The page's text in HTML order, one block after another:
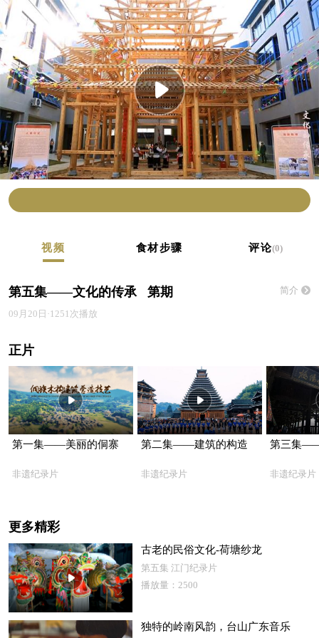
视频 食材步骤 评论(0)
第五集——文化的传承 第期 简介
09月20日·1251次播放
正片
第一集——美丽的侗寨
非遗纪录片
第二集——建筑的构造
非遗纪录片
第三集
非遗纪录片
更多精彩
古老的民俗文化-荷塘纱龙
第五集 江门纪录片
播放量：2500
独特的岭南风韵，台山广东音乐